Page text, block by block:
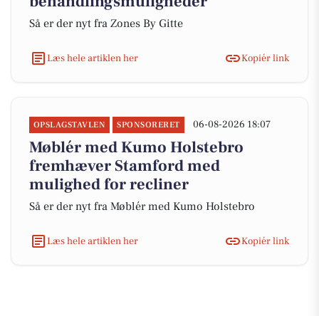
Så er der nyt fra Zones By Gitte
Læs hele artiklen her Kopiér link
OPSLAGSTAVLEN SPONSORERET 06-08-2026 18:07
Møblér med Kumo Holstebro
fremhæver Stamford med
mulighed for recliner
Så er der nyt fra Møblér med Kumo Holstebro
Læs hele artiklen her Kopiér link